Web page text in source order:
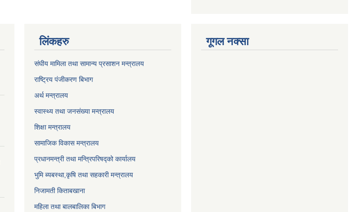
लिंकहरु
संघीय मामिला तथा सामान्य प्रसाशन मन्त्रालय
राष्ट्रिय पंजीकरण बिभाग
अर्थ मन्त्रालय
स्वास्थ्य तथा जनसंख्या मन्त्रालय
शिक्षा मन्त्रालय
सामाजिक विकास मन्त्रालय
प्रधानमन्त्री तथा मन्त्रिपरिषद्को कार्यालय
भुमि ब्यबस्था,कृषि तथा सहकारी मन्त्रालय
निजामती किताबखाना
महिला तथा बालबालिका बिभाग
गूगल नक्सा